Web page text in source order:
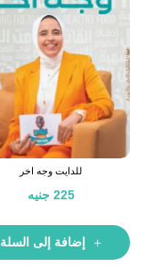
للدايت وجه اخر
225 جنيه
إضافة إلى السلة